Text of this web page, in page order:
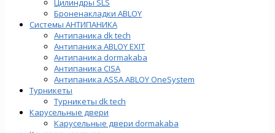
Броненакладки ABLOY
Системы АНТИПАНИКА
Антипаника dk tech
Антипаника ABLOY EXIT
Антипаника dormakaba
Антипаника СISA
Антипаника ASSA ABLOY OneSystem
Турникеты
Турникеты dk tech
Карусельные двери
Карусельные двери dormakaba